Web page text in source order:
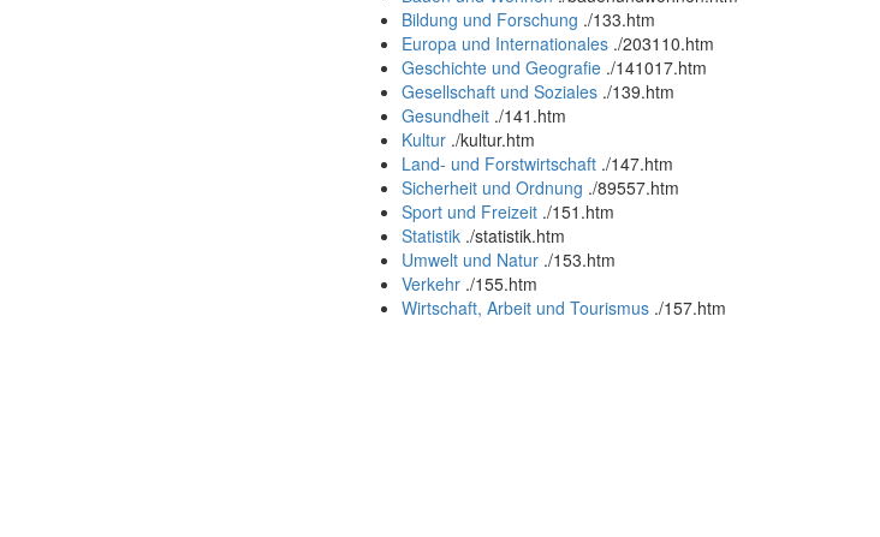
Bildung und Forschung ./133.htm
Europa und Internationales ./203110.htm
Geschichte und Geografie ./141017.htm
Gesellschaft und Soziales ./139.htm
Gesundheit ./141.htm
Kultur ./kultur.htm
Land- und Forstwirtschaft ./147.htm
Sicherheit und Ordnung ./89557.htm
Sport und Freizeit ./151.htm
Statistik ./statistik.htm
Umwelt und Natur ./153.htm
Verkehr ./155.htm
Wirtschaft, Arbeit und Tourismus ./157.htm